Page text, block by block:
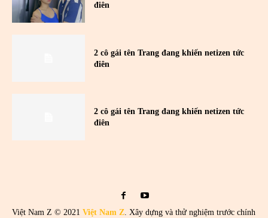
điên
2 cô gái tên Trang đang khiến netizen tức
điên
2 cô gái tên Trang đang khiến netizen tức
điên
Việt Nam Z © 2021 Việt Nam Z. Xây dựng và thử nghiệm trước chính